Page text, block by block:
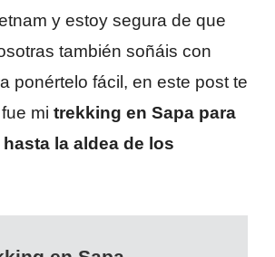
y estoy segura de que
también soñáis con
ponértelo fácil, en este post te
mi trekking en Sapa para
la aldea de los